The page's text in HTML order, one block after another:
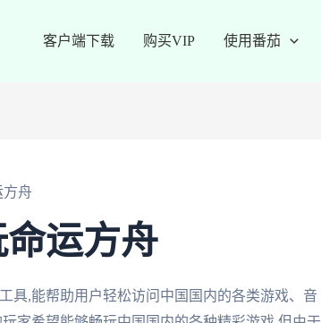
客户端下载 购买VIP 使用番茄
方舟
运方舟
具,能帮助用户轻松访问中国国内的各类游戏、音